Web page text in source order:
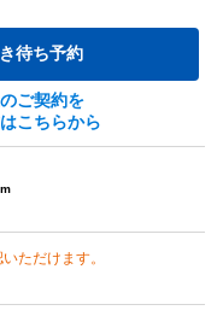
待ち予約
ご契約を
こちらから
ただけます。